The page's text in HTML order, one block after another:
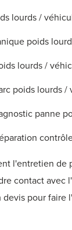
lourds /
poids lourd
lourds /
poids lourds
panne
l'entretien
contact avec
devis pour faire l'